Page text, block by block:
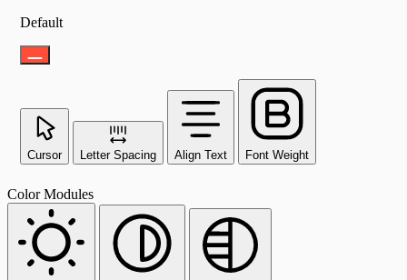
Default
Cursor Letter Spacing Align Text Font Weight
Color Modules